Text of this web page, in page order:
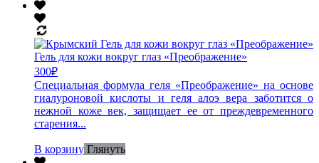
Гель для кожи вокруг глаз «Преображение»
300₽
Специальная формула геля «Преображение» на основе
гиалуроновой кислоты и геля алоэ вера заботится о
нежной коже век, защищает ее от преждевременного
старения...
В корзину Глянуть